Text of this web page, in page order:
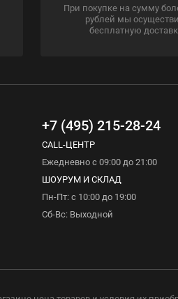
При покупке на сумму
рублей мы
бесплатную
+7 (495) 215-28-24
CALL-ЦЕНТР
Ежедневно с 09:00 до 21:00
ШОУРУМ И СКЛАД
Пн-Пт: с 10:00 до 19:00
Сб-Вс: Выходной